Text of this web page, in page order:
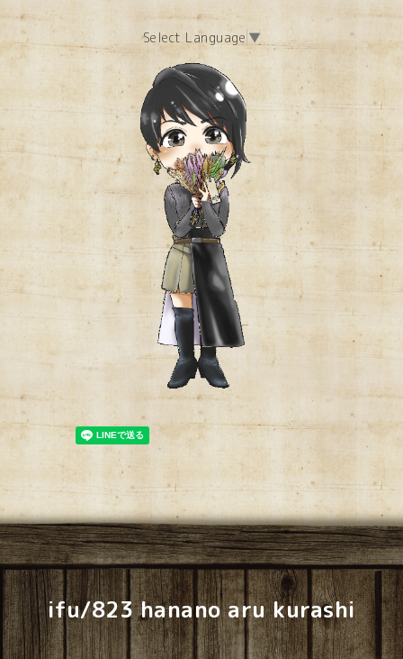
Select Language ▼
ifu/823 hanano aru kurashi